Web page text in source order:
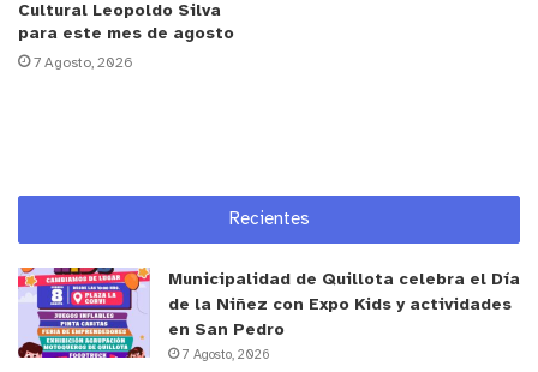
En ese sentido, la autoridad comunal de Quillota
“Esto demuestra un sello de trabajo colaborativo
que estamos creando y reforzando, para colaborar
en las gestiones de cada una de nuestras
comunas. Somos alcaldes que tenemos mucha
relación y coincidencia en el estilo de trabajo
Cultural Leopoldo Silva
para este mes de agosto
7 Agosto, 2026
Recientes
Municipalidad de Quillota celebra el Día
de la Niñez con Expo Kids y actividades
en San Pedro
7 Agosto, 2026